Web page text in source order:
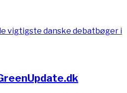
vigtigste danske debatbøger i